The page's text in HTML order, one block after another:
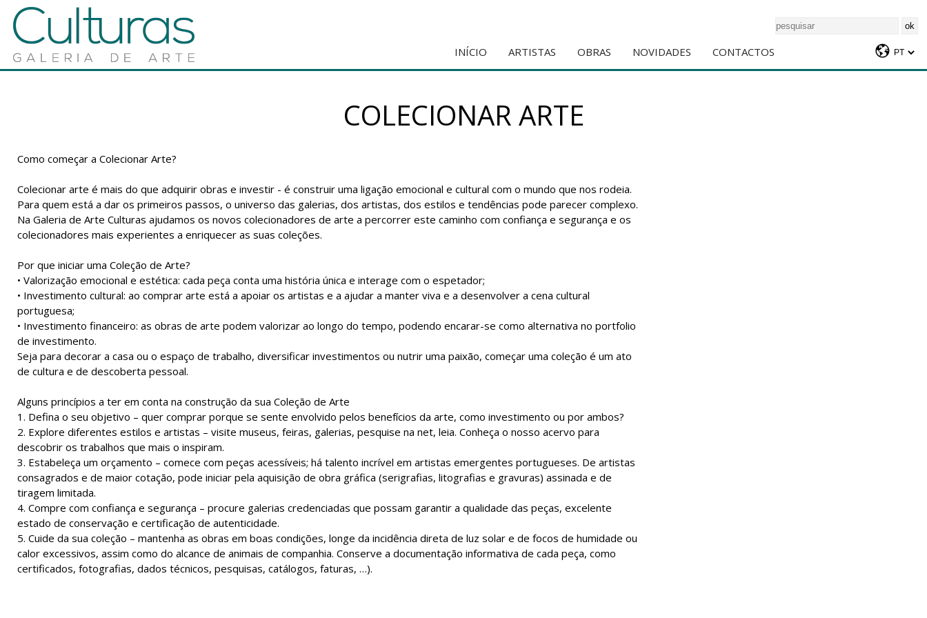
INÍCIO ARTISTAS OBRAS NOVIDADES CONTACTOS
COLECIONAR ARTE
Como começar a Colecionar Arte?
Colecionar arte é mais do que adquirir obras e investir - é construir uma ligação emocional e cultural com o mundo que nos rodeia.
Para quem está a dar os primeiros passos, o universo das galerias, dos artistas, dos estilos e tendências pode parecer complexo.
Na Galeria de Arte Culturas ajudamos os novos colecionadores de arte a percorrer este caminho com confiança e segurança e os
colecionadores mais experientes a enriquecer as suas coleções.
Por que iniciar uma Coleção de Arte?
• Valorização emocional e estética: cada peça conta uma história única e interage com o espetador;
• Investimento cultural: ao comprar arte está a apoiar os artistas e a ajudar a manter viva e a desenvolver a cena cultural
portuguesa;
• Investimento financeiro: as obras de arte podem valorizar ao longo do tempo, podendo encarar-se como alternativa no portfolio
de investimento.
Seja para decorar a casa ou o espaço de trabalho, diversificar investimentos ou nutrir uma paixão, começar uma coleção é um ato
de cultura e de descoberta pessoal.
Alguns princípios a ter em conta na construção da sua Coleção de Arte
1. Defina o seu objetivo – quer comprar porque se sente envolvido pelos benefícios da arte, como investimento ou por ambos?
2. Explore diferentes estilos e artistas – visite museus, feiras, galerias, pesquise na net, leia. Conheça o nosso acervo para
descobrir os trabalhos que mais o inspiram.
3. Estabeleça um orçamento – comece com peças acessíveis; há talento incrível em artistas emergentes portugueses. De artistas
consagrados e de maior cotação, pode iniciar pela aquisição de obra gráfica (serigrafias, litografias e gravuras) assinada e de
tiragem limitada.
4. Compre com confiança e segurança – procure galerias credenciadas que possam garantir a qualidade das peças, excelente
estado de conservação e certificação de autenticidade.
5. Cuide da sua coleção – mantenha as obras em boas condições, longe da incidência direta de luz solar e de focos de humidade ou
calor excessivos, assim como do alcance de animais de companhia. Conserve a documentação informativa de cada peça, como
certificados, fotografias, dados técnicos, pesquisas, catálogos, faturas, …).